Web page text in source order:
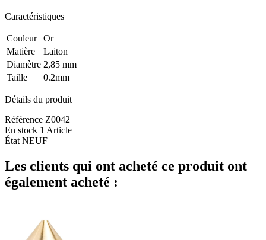
Caractéristiques
Couleur
Or
Matière
Laiton
Diamètre 2,85 mm
Taille
0.2mm
Détails du produit
Référence Z0042
En stock 1 Article
État NEUF
Les clients qui ont acheté ce produit ont
également acheté :